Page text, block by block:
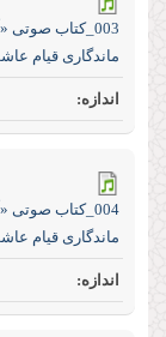
003_کتاب
ماندگاری‌ قیام
004_کتاب
ماندگاری قیام